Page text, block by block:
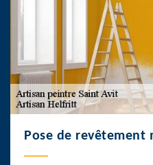
Pose de revêtement